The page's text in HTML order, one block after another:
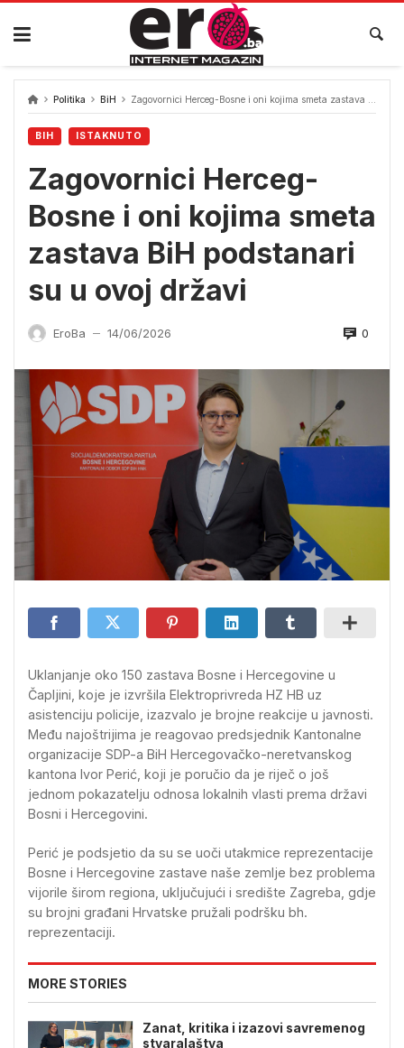
Skip
content
Politika BiH Zagovornici Herceg-Bosne i oni kojima smeta zastava BiH podstanari su u ovoj državi
BIH ISTAKNUTO
Zagovornici Herceg-
Bosne i oni kojima smeta
zastava BiH podstanari
su u ovoj državi
EroBa — 14/06/2026 0
Uklanjanje oko 150 zastava Bosne i Hercegovine u
Čapljini, koje je izvršila Elektroprivreda HZ HB uz
asistenciju policije, izazvalo je brojne reakcije u javnosti.
Među najoštrijima je reagovao predsjednik Kantonalne
organizacije SDP-a BiH Hercegovačko-neretvanskog
kantona Ivor Perić, koji je poručio da je riječ o još
jednom pokazatelju odnosa lokalnih vlasti prema državi
Bosni i Hercegovini.
Perić je podsjetio da su se uoči utakmice reprezentacije
Bosne i Hercegovine zastave naše zemlje bez problema
vijorile širom regiona, uključujući i središte Zagreba, gdje
su brojni građani Hrvatske pružali podršku bh.
reprezentaciji.
MORE STORIES
Zanat, kritika i izazovi savremenog
stvaralaštva